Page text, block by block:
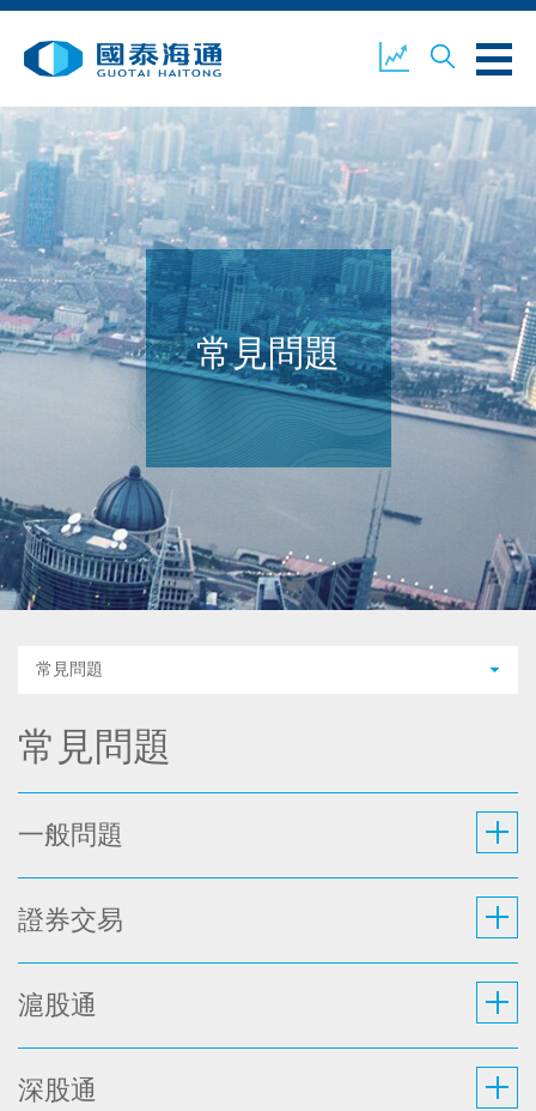
業務概覽 公司新聞
環境、社會及企業管治 國泰海通證券 聯絡我們
常見問題
常見問題
常見問題
一般問題
證券交易
滬股通
深股通